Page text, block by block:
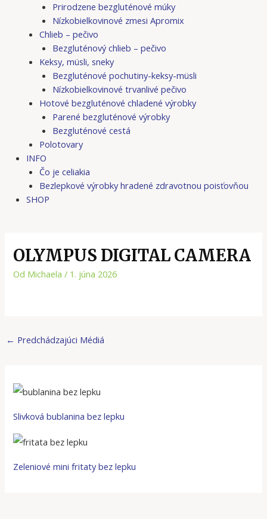
Prirodzene bezgluténové múky
Nízkobielkovinové zmesi Apromix
Chlieb – pečivo
Bezgluténový chlieb – pečivo
Keksy, müsli, sneky
Bezgluténové pochutiny-keksy-müsli
Nízkobielkovinové trvanlivé pečivo
Hotové bezgluténové chladené výrobky
Parené bezgluténové výrobky
Bezgluténové cestá
Polotovary
INFO
Čo je celiakia
Bezlepkové výrobky hradené zdravotnou poisťovňou
SHOP
OLYMPUS DIGITAL CAMERA
Od Michaela/ 1. júna 2026
← Predchádzajúci Médiá
Slivková bublanina bez lepku
Zeleniové mini fritaty bez lepku